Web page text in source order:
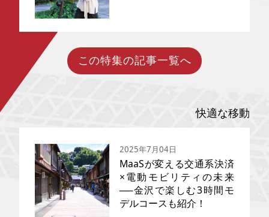
を詳しくご紹介。ヒロイン・宮
水三葉（みやみず・みつは）の
故郷のモデルである諏訪地域の
督の全作品の系譜にも触れ、映
はもはや「単なる移動の道具」
ではなく、AI・IoT・再生可能エ
ネルギーを取り込み、交通・物
つの領域、「自動運転」
「EV（電気自動車）」「未来モ
の現状と将来像を包括的に解説
します。
新しいサービスや技術が日々開
発されています。多様な交通網
ょう。そんな新しい動向にいち
早く注目しているのがツーリズ
ム業界です。新型コロナウィル
旅行」ブームが再燃し、旅行需
要向上に期待が寄せられていま
す。訪日観光客数の増加によ
り、国内観光地が賑わいを見せ
ているのも最近の特徴です。旅
先では、電車やバス、タクシー
この特集の記事一覧へ
快適な移動
2025年7月04日
MaaSが変える交通系決済
×電動モビリティの未来
──金沢で楽しむ3時間モ
デルコースも紹介！